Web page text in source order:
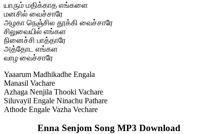
யாரும் மதிக்காத எங்களை
மனசில் வைச்சாரே
அழகா நெஞ்சில தூக்கி வைச்சாரே
சிலுவையில் எங்கள
நினைச்சி பாத்தாரே
அத்தோட எங்கள
வாழ வைச்சாரே
Yaaarum Madhikadhe Engala
Manasil Vachare
Azhaga Nenjila Thooki Vachare
Siluvayil Engale Ninachu Pathare
Athode Engale Vazha Vechare
Enna Senjom Song MP3 Download